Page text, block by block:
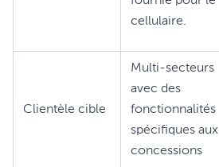
cellulaire.
Clientèle cible
Multi-secteurs
avec des
fonctionnalités
spécifiques aux
concessions